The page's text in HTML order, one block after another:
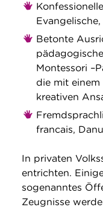
Betonte
Montessori
die mit
kreativen
francais,
In privaten
entrichten.
sogenanntes
Zeugnisse